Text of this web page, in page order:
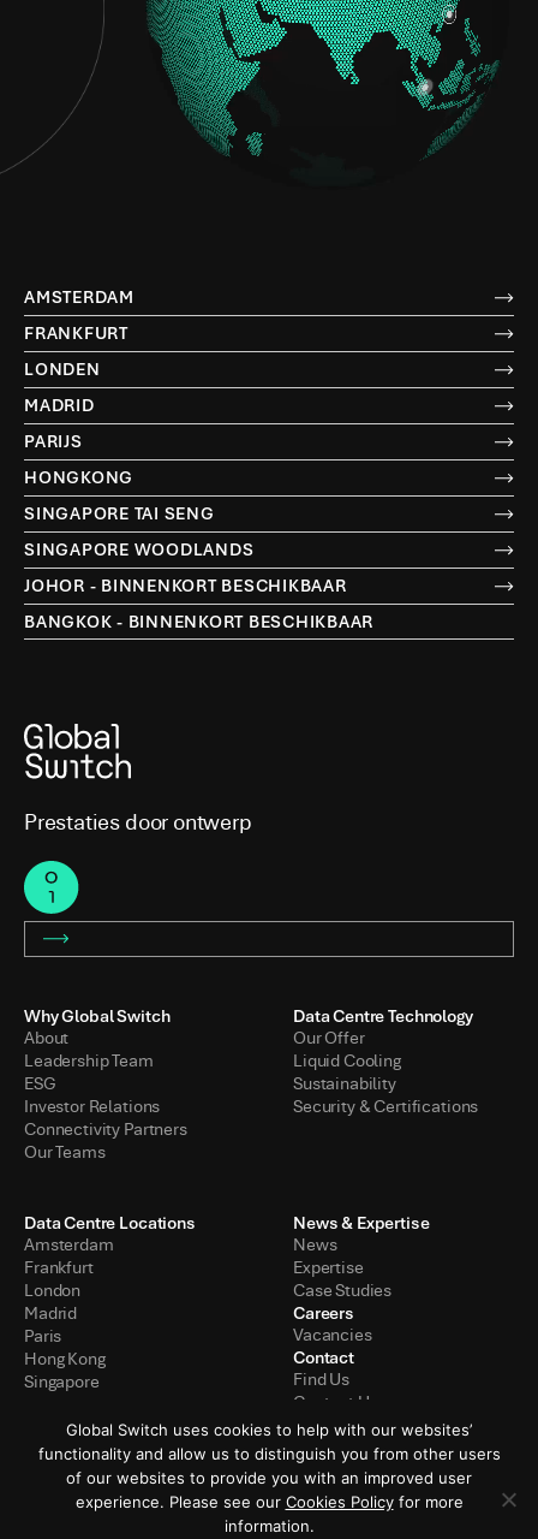
AMSTERDAM
FRANKFURT
LONDEN
MADRID
PARIJS
HONGKONG
SINGAPORE TAI SENG
SINGAPORE WOODLANDS
JOHOR - BINNENKORT BESCHIKBAAR
BANGKOK - BINNENKORT BESCHIKBAAR
Prestaties door ontwerp
Why Global Switch
About
Leadership Team
ESG
Investor Relations
Connectivity Partners
Our Teams
Data Centre Technology
Our Offer
Liquid Cooling
Sustainability
Security & Certifications
Data Centre Locations
Amsterdam
Frankfurt
London
Madrid
Paris
Hong Kong
Singapore
News & Expertise
News
Expertise
Case Studies
Careers
Vacancies
Contact
Find Us
Contact Us
Gebruiksvoorwaarden
Global Switch uses cookies to help with our websites’
functionality and allow us to distinguish you from other users
of our websites to provide you with an improved user
experience. Please see our Cookies Policyfor more
information.